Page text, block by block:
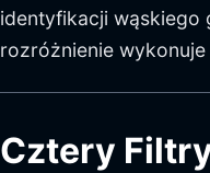
identyfikacji wąskiego
rozróżnienie
Cztery